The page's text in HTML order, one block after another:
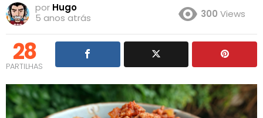
por Hugo
5 anos atrás
300 Views
28
PARTILHAS